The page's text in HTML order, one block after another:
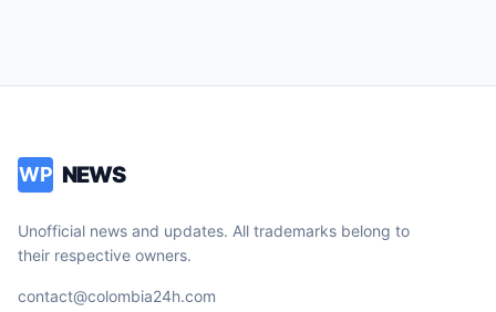
WP NEWS
Unofficial news and updates. All trademarks belong to
their respective owners.
contact@colombia24h.com